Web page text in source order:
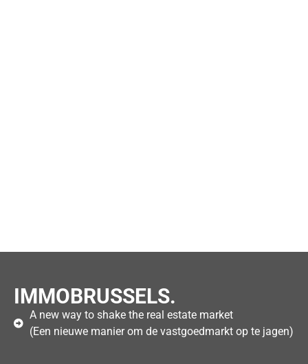
IMMOBRUSSELS.
A new way to shake the real estate market
(Een nieuwe manier om de vastgoedmarkt op te jagen)